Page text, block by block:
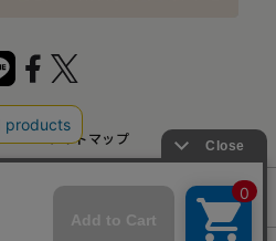
サイトマップ
プライバシーポリシー